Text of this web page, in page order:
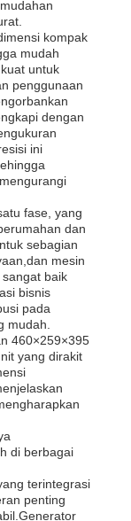
kompak
mudah
untuk
penggunaan
dengan
ini
fase, yang
dan
sebagian
mesin
baik
bisnis
pada
mudah.
460×259×395
yang dirakit
di berbagai
terintegrasi
penting